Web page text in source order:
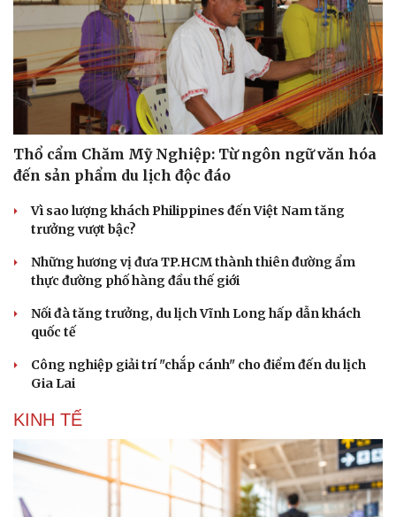
Sân khấu - Điện ảnh
Văn học
Âm nhạc
Di sản
Nghệ sĩ
Thời trang
Sao Việt
Thổ cẩm Chăm Mỹ Nghiệp: Từ ngôn ngữ văn hóa
đến sản phẩm du lịch độc đáo
Vì sao lượng khách Philippines đến Việt Nam tăng
trưởng vượt bậc?
Những hương vị đưa TP.HCM thành thiên đường ẩm
thực đường phố hàng đầu thế giới
Nối đà tăng trưởng, du lịch Vĩnh Long hấp dẫn khách
quốc tế
Công nghiệp giải trí "chắp cánh" cho điểm đến du lịch
Gia Lai
KINH TẾ